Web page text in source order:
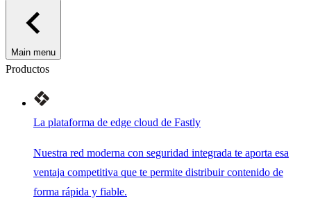
Main menu
Productos
La plataforma de edge cloud de Fastly
Nuestra red moderna con seguridad integrada te aporta esa
ventaja competitiva que te permite distribuir contenido de
forma rápida y fiable.